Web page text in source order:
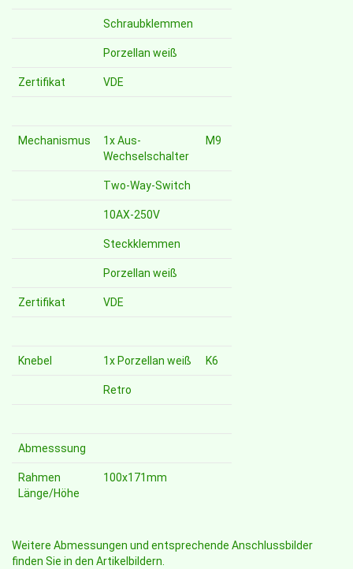
Schraubklemmen
Porzellan weiß
Zertifikat VDE
Mechanismus
1x Aus-
Wechselschalter
M9
Two-Way-Switch
10AX-250V
Steckklemmen
Porzellan weiß
Zertifikat VDE
Knebel 1x Porzellan weiß K6
Retro
Abmesssung
Rahmen
Länge/Höhe
100x171mm
Weitere Abmessungen und entsprechende Anschlussbilder
finden Sie in den Artikelbildern.